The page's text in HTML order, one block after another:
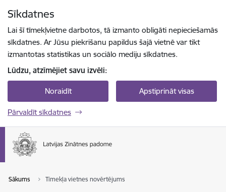
Sīkdatnes
Lai šī tīmekļvietne darbotos, tā izmanto obligāti nepieciešamās
sīkdatnes. Ar Jūsu piekrišanu papildus šajā vietnē var tikt
izmantotas statistikas un sociālo mediju sīkdatnes.
Lūdzu, atzīmējiet savu izvēli:
Noraidīt Apstiprināt visas
Pārvaldīt sīkdatnes
Sākums Tīmekļa vietnes novērtējums